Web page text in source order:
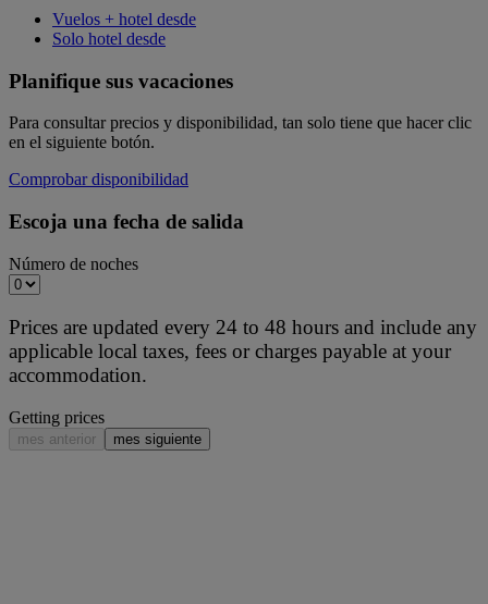
Vuelos + hotel desde
Solo hotel desde
Planifique sus vacaciones
Para consultar precios y disponibilidad, tan solo tiene que hacer clic
en el siguiente botón.
Comprobar disponibilidad
Escoja una fecha de salida
Número de noches
Prices are updated every 24 to 48 hours and include any
applicable local taxes, fees or charges payable at your
accommodation.
Getting prices
mes anterior mes siguiente